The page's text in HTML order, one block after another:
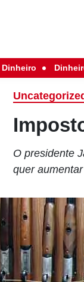
Dinheiro
O presidente
quer